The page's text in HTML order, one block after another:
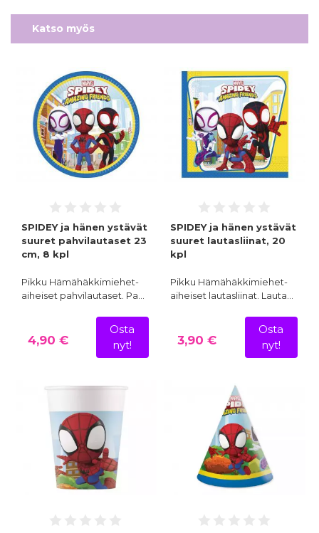
Katso myös
SPIDEY ja hänen ystävät
suuret pahvilautaset 23
cm, 8 kpl
Pikku Hämähäkkimiehet-
aiheiset pahvilautaset. Pa…
4,90 €
Osta
nyt!
SPIDEY ja hänen ystävät
suuret lautasliinat, 20
kpl
Pikku Hämähäkkimiehet-
aiheiset lautasliinat. Lauta…
3,90 €
Osta
nyt!